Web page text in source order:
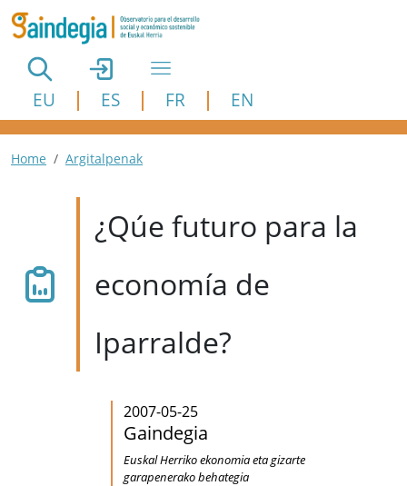
Pasar al contenido principal
EU ES FR EN
Ruta de navegación
Home Argitalpenak
¿Qúe futuro para la
economía de
Iparralde?
2007-05-25
Gaindegia
Euskal Herriko ekonomia eta gizarte
garapenerako behategia